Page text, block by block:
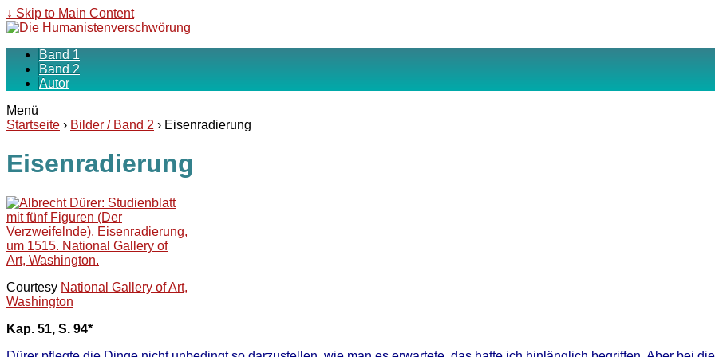
↓ Skip to Main Content
Band 1
Band 2
Autor
Menü
Startseite › Bilder / Band 2 › Eisenradierung
Eisenradierung
Courtesy National Gallery of Art,
Washington
Kap. 51, S. 94*